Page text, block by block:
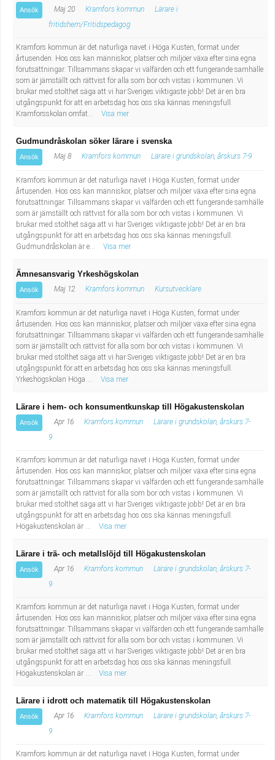
Ansök Maj 20 Kramfors kommun
Lärare i
fritidshem/Fritidspedagog
Kramfors kommun är det naturliga navet i Höga Kusten, format under
årtusenden. Hos oss kan människor, platser och miljöer växa efter sina egna
förutsättningar. Tillsammans skapar vi välfärden och ett fungerande samhälle
som är jämställt och rättvist för alla som bor och vistas i kommunen. Vi
brukar med stolthet säga att vi har Sveriges viktigaste jobb! Det är en bra
utgångspunkt för att en arbetsdag hos oss ska kännas meningsfull.
Kramforsskolan omfat...
Visa mer
Gudmundråskolan söker lärare i svenska
Ansök Maj 8 Kramfors kommun Lärare i grundskolan, årskurs 7-9
Kramfors kommun är det naturliga navet i Höga Kusten, format under
årtusenden. Hos oss kan människor, platser och miljöer växa efter sina egna
förutsättningar. Tillsammans skapar vi välfärden och ett fungerande samhälle
som är jämställt och rättvist för alla som bor och vistas i kommunen. Vi
brukar med stolthet säga att vi har Sveriges viktigaste jobb! Det är en bra
utgångspunkt för att en arbetsdag hos oss ska kännas meningsfull.
Gudmundråskolan är e...
Visa mer
Ämnesansvarig Yrkeshögskolan
Ansök Maj 12 Kramfors kommun Kursutvecklare
Kramfors kommun är det naturliga navet i Höga Kusten, format under
årtusenden. Hos oss kan människor, platser och miljöer växa efter sina egna
förutsättningar. Tillsammans skapar vi välfärden och ett fungerande samhälle
som är jämställt och rättvist för alla som bor och vistas i kommunen. Vi
brukar med stolthet säga att vi har Sveriges viktigaste jobb! Det är en bra
utgångspunkt för att en arbetsdag hos oss ska kännas meningsfull.
Yrkeshögskolan Höga ...
Visa mer
Lärare i hem- och konsumentkunskap till Högakustenskolan
Ansök Apr 16 Kramfors kommun
Lärare i grundskolan, årskurs 7-
9
Kramfors kommun är det naturliga navet i Höga Kusten, format under
årtusenden. Hos oss kan människor, platser och miljöer växa efter sina egna
förutsättningar. Tillsammans skapar vi välfärden och ett fungerande samhälle
som är jämställt och rättvist för alla som bor och vistas i kommunen. Vi
brukar med stolthet säga att vi har Sveriges viktigaste jobb! Det är en bra
utgångspunkt för att en arbetsdag hos oss ska kännas meningsfull.
Högakustenskolan är ...
Visa mer
Lärare i trä- och metallslöjd till Högakustenskolan
Ansök Apr 16 Kramfors kommun
Lärare i grundskolan, årskurs 7-
9
Kramfors kommun är det naturliga navet i Höga Kusten, format under
årtusenden. Hos oss kan människor, platser och miljöer växa efter sina egna
förutsättningar. Tillsammans skapar vi välfärden och ett fungerande samhälle
som är jämställt och rättvist för alla som bor och vistas i kommunen. Vi
brukar med stolthet säga att vi har Sveriges viktigaste jobb! Det är en bra
utgångspunkt för att en arbetsdag hos oss ska kännas meningsfull.
Högakustenskolan är ...
Visa mer
Lärare i idrott och matematik till Högakustenskolan
Ansök Apr 16 Kramfors kommun
Lärare i grundskolan, årskurs 7-
9
Kramfors kommun är det naturliga navet i Höga Kusten, format under